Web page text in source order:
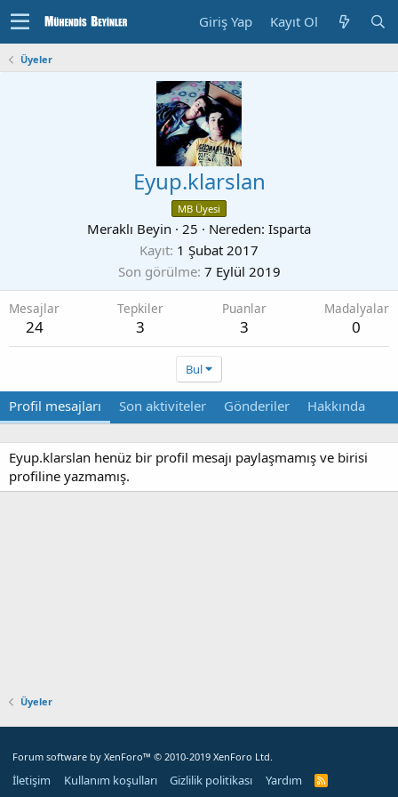
Giriş Yap Kayıt Ol
Üyeler
Eyup.klarslan
MB Üyesi
Meraklı Beyin · 25 · Nereden: Isparta
Kayıt 1 Şubat 2017
Son görülme 7 Eylül 2019
Mesajlar
24
Tepkiler
3
Puanlar
3
Madalyalar
0
Bul
Profil mesajları Son aktiviteler Gönderiler Hakkında
Eyup.klarslan henüz bir profil mesajı paylaşmamış ve birisi
profiline yazmamış.
Üyeler
Forum software by XenForo™ © 2010-2019 XenForo Ltd.
İletişim Kullanım koşulları Gizlilik politikası Yardım
R